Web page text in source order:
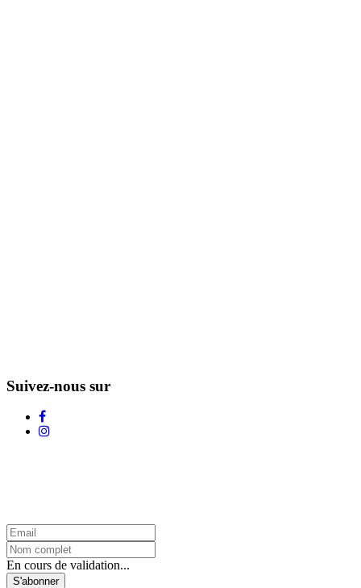
Suivez-nous sur
En cours de validation...
S'abonner